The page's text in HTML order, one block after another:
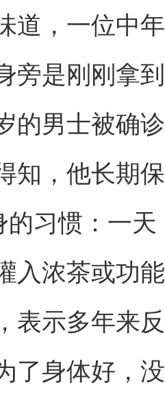
道，一位中年
旁是刚刚拿到
的男士被确诊
知，他长期保
的习惯：一天
入浓茶或功能
表示多年来反
了身体好，没